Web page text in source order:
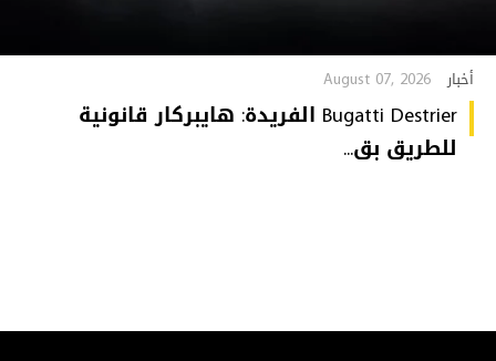
أخبار August 07, 2026
Bugatti Destrier الفريدة: هايبركار قانونية
للطريق بق...